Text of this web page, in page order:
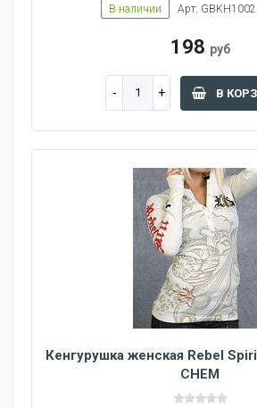
В наличии Арт:
198 руб
В
Кенгурушка женская Rebel
CHEM